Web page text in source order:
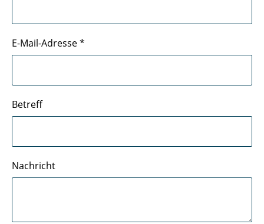
E-Mail-Adresse*
Betreff
Nachricht